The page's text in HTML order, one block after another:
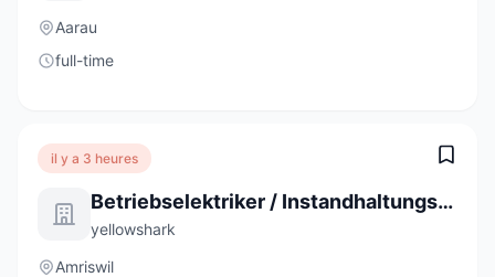
Aarau
full-time
il y a 3 heures
Betriebselektriker / Instandhaltungstechniker Industrie 80-100% (m/w)
yellowshark
Amriswil